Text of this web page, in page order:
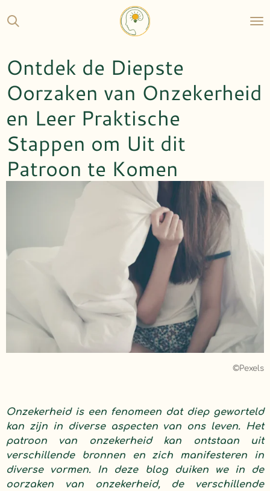
direct
hoofdinhoud
Ontdek de Diepste
Oorzaken van Onzekerheid
en Leer Praktische
Stappen om Uit dit
Patroon te Komen
©Pexels
Onzekerheid is een fenomeen dat diep geworteld
kan zijn in diverse aspecten van ons leven. Het
patroon van onzekerheid kan ontstaan uit
verschillende bronnen en zich manifesteren in
diverse vormen. In deze blog duiken we in de
oorzaken van onzekerheid, de verschillende